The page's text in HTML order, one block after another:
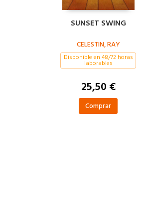
SUNSET SWING
CELESTIN, RAY
Disponible en 48/72 horas
laborables
25,50 €
Comprar